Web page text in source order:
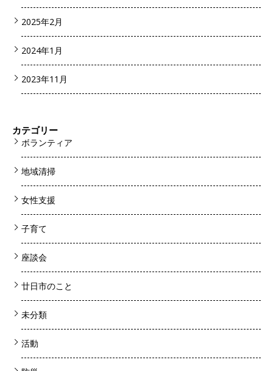
2025年2月
2024年1月
2023年11月
カテゴリー
ボランティア
地域清掃
女性支援
子育て
座談会
廿日市のこと
未分類
活動